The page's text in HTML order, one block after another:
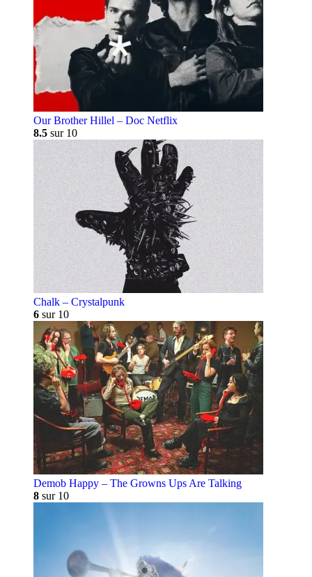
Our Brother Hillel – Doc Netflix
8.5 sur 10
Chalk – Crystalpunk
6 sur 10
Demob Happy – The Growns Ups Are Talking
8 sur 10